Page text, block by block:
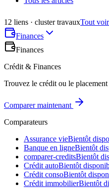
12 liens · cluster travauxTout voir
Finances
Finances
Crédit & Finances
Trouvez le crédit ou le
Comparer maintenant
Comparateurs
Assurance vieBientôt
Banque en ligneBientôt
comparer-creditsBientôt
Crédit autoBientôt
Crédit consoBientôt
Crédit immobilierBientôt